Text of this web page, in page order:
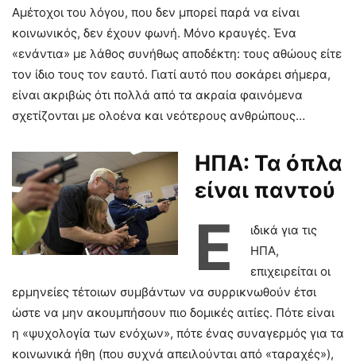
Αμέτοχοι του λόγου, που δεν μπορεί παρά να είναι
κοινωνικός, δεν έχουν φωνή. Μόνο κραυγές. Ένα
«ενάντια» με λάθος συνήθως αποδέκτη: τους αθώους είτε
τον ίδιο τους τον εαυτό. Γιατί αυτό που σοκάρει σήμερα,
είναι ακριβώς ότι πολλά από τα ακραία φαινόμενα
σχετίζονται με ολοένα και νεότερους ανθρώπους…
ΗΠΑ: Τα όπλα
είναι παντού
Ε
ιδικά για τις
ΗΠΑ,
επιχειρείται οι
ερμηνείες τέτοιων συμβάντων να συρρικνωθούν έτσι
ώστε να μην ακουμπήσουν πιο δομικές αιτίες. Πότε είναι
η «ψυχολογία των ενόχων», πότε ένας συναγερμός για τα
κοινωνικά ήθη (που συχνά απειλούνται από «ταραχές»),